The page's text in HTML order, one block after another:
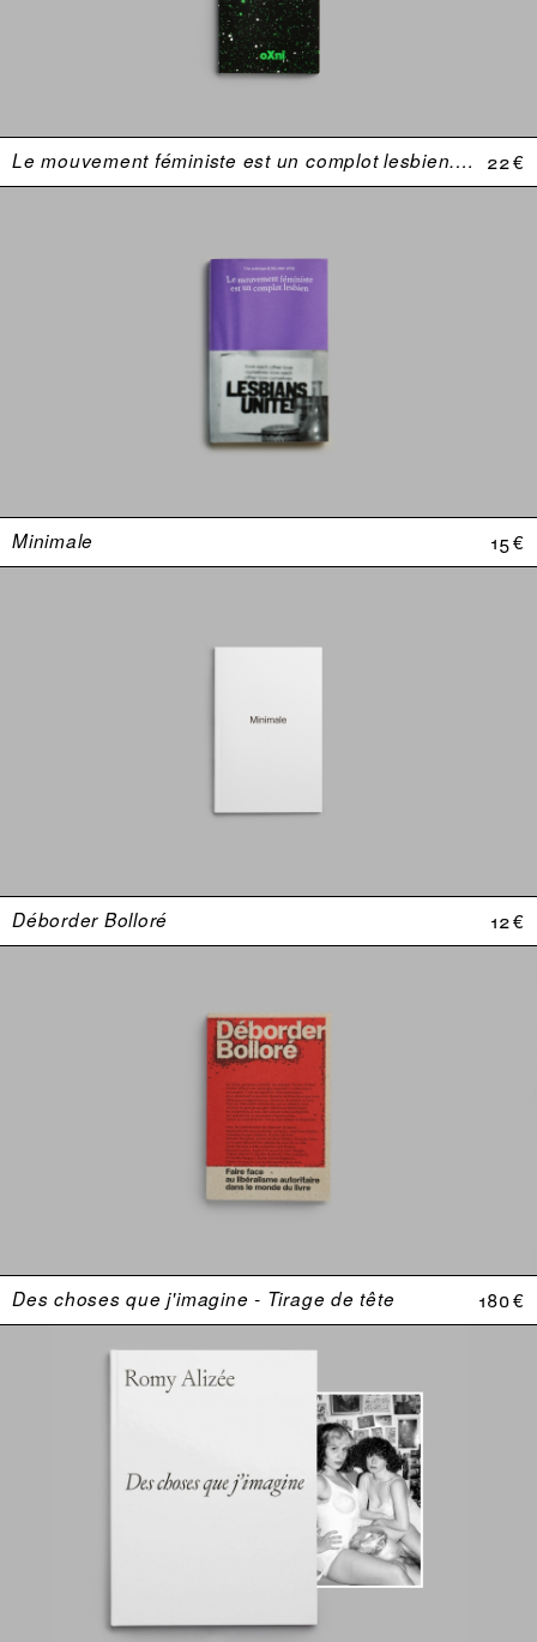
Le mouvement féministe est un complot lesbien. Une anthologie (USA 1969–1974) 22 €
Minimale 15 €
Déborder Bolloré 12 €
Des choses que j'imagine - Tirage de tête 180 €